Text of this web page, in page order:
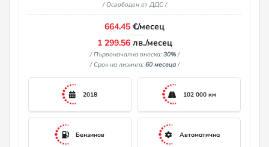
/ Освободен от ДДС /
664.45 €/месец
1 299.56лв./месец
/ Първоначална вноска: 30%/
/ Срок на лизинга: 60 месеца/
2018 102 000 км
Бензинов Автоматична